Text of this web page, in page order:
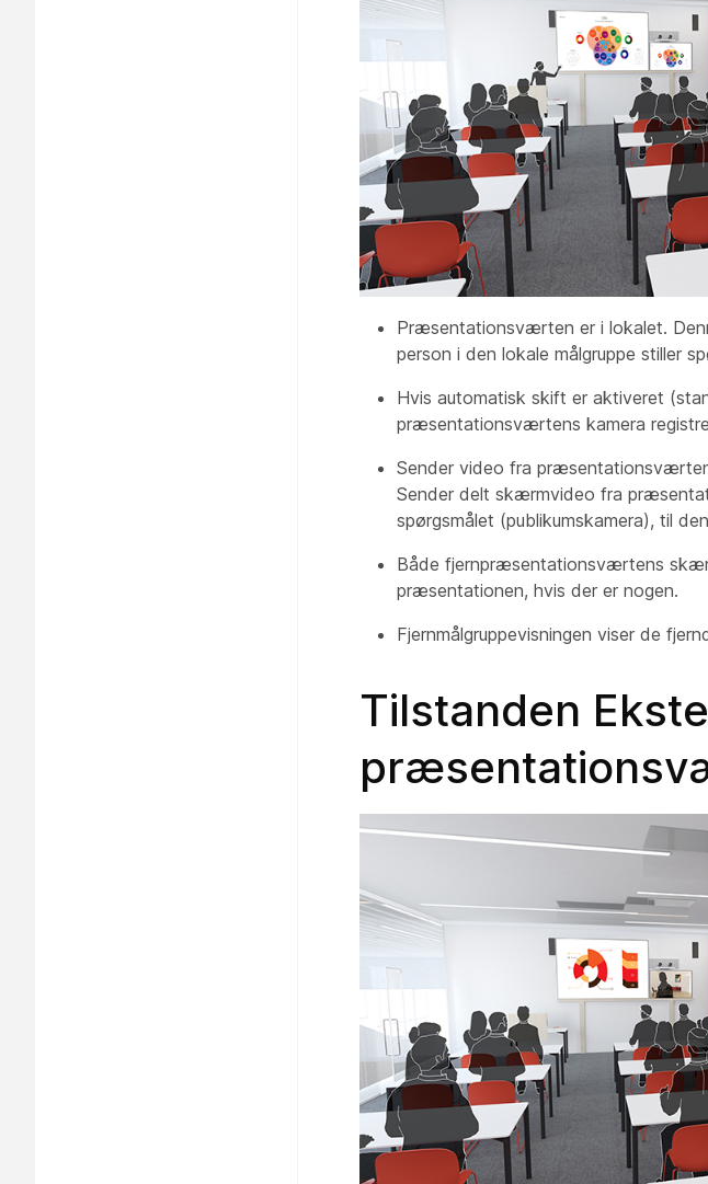
Præsentationsværten er i lokalet.
person i den lokale målgruppe stiller
Hvis automatisk skift er aktiveret
præsentationsværtens kamera
Sender video fra
Sender delt skærmvideo fra
spørgsmålet (publikumskamera), til
Både fjernpræsentationsværtens
præsentationen, hvis der er nogen.
Fjernmålgruppevisningen viser de
Tilstanden